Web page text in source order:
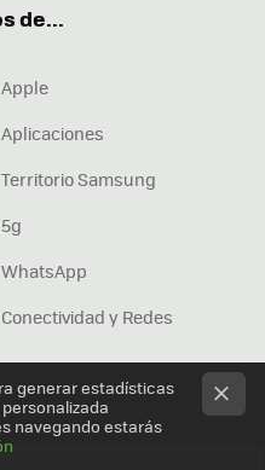
de...
Apple
Aplicaciones
Territorio Samsung
5g
WhatsApp
Conectividad y Redes
generar estadísticas
navegando estarás